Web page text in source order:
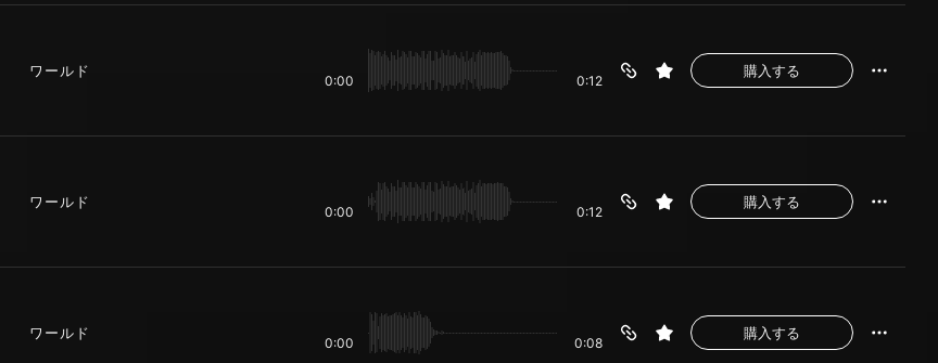
ワールド
0:00 0:12
購入する
ワールド
0:00 0:12
購入する
ワールド
0:00 0:08
購入する